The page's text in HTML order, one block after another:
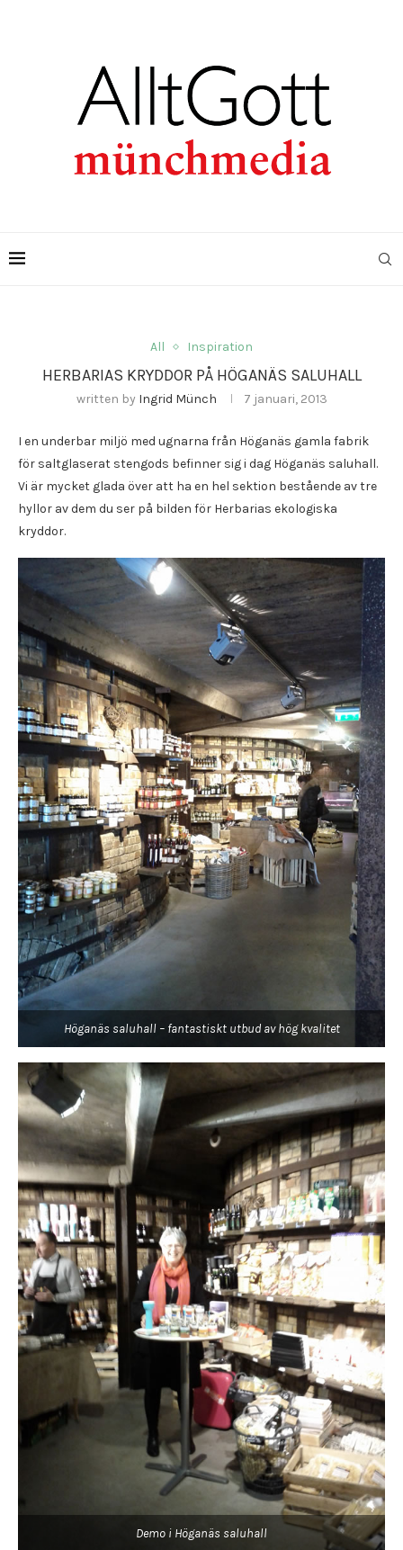
All Inspiration
HERBARIAS KRYDDOR PÅ HÖGANÄS SALUHALL
written by Ingrid Münch 7 januari, 2013
I en underbar miljö med ugnarna från Höganäs gamla fabrik
för saltglaserat stengods befinner sig i dag Höganäs saluhall.
Vi är mycket glada över att ha en hel sektion bestående av tre
hyllor av dem du ser på bilden för Herbarias ekologiska
kryddor.
Höganäs saluhall – fantastiskt utbud av hög kvalitet
Demo i Höganäs saluhall